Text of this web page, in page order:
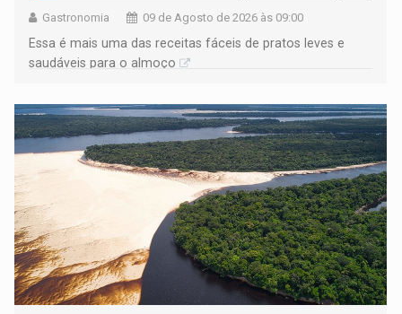
Gastronomia 09 de Agosto de 2026 às 09:00
Essa é mais uma das receitas fáceis de pratos leves e
saudáveis para o almoço